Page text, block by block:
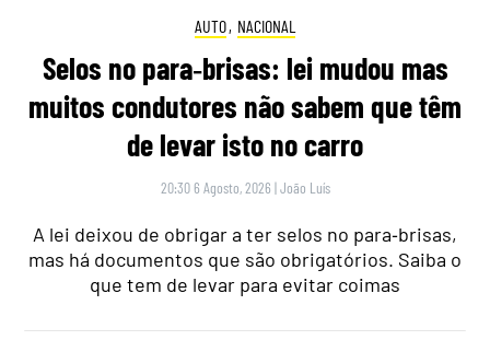
AUTO, NACIONAL
Selos no para‑brisas: lei mudou mas
muitos condutores não sabem que têm
de levar isto no carro
20:30 6 Agosto, 2026 |João Luís
A lei deixou de obrigar a ter selos no para‑brisas,
mas há documentos que são obrigatórios. Saiba o
que tem de levar para evitar coimas